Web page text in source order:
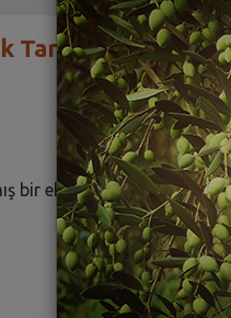
Tarifi
bir ekmek ile başlamaya ne